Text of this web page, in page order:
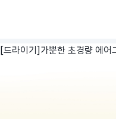
[드라이기]가뿐한 초경량 에어